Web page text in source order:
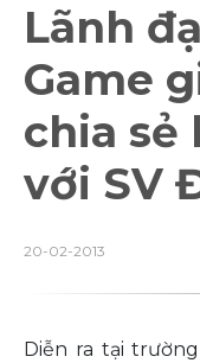
Lãnh
Game
chia sẻ
với SV
20-02-2013
Diễn ra tại